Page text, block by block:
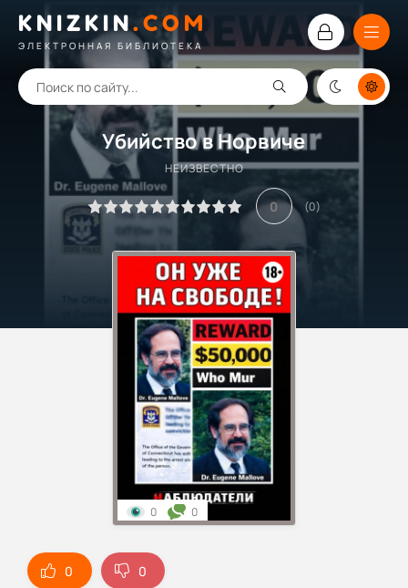
KNIZKIN. COM
ЭЛЕКТРОННАЯ БИБЛИОТЕКА
Убийство в Норвиче
НЕИЗВЕСТНО
0 (0)
0
0
0 0